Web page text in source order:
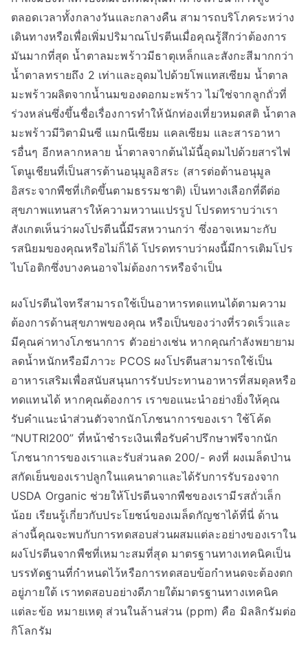
ตลอดเวลาทั้งกลางวันและกลางคืน สามารถบริโภคระหว่าง
เดินทางหรือเพื่อเพิ่มปริมาณโปรตีนเมื่อคุณรู้สึกว่าต้องการ
มันมากที่สุด น้ำตาลมะพร้าวมีธาตุเหล็กและสังกะสีมากกว่า
น้ำตาลทรายถึง 2 เท่าและอุดมไปด้วยโพแทสเซียม น้ำตาล
มะพร้าวผลิตจากน้ำนมของดอกมะพร้าว ไม่ใช่จากลูกถั่วที่
ร่วงหล่นซึ่งขึ้นชื่อเรื่องการทำให้นักท่องเที่ยวหมดสติ น้ำตาล
มะพร้าวมีวิตามินซี แมกนีเซียม แคลเซียม และสารอาหา
รอื่นๆ อีกหลากหลาย น้ำตาลจากต้นไม้นี้อุดมไปด้วยสารไฟ
โตนูเชียนที่เป็นสารต้านอนุมูลอิสระ (สารต่อต้านอนุมูล
อิสระจากพืชที่เกิดขึ้นตามธรรมชาติ) เป็นทางเลือกที่ดีต่อ
สุขภาพแทนสารให้ความหวานแปรรูป โปรดทราบว่าเรา
สังเกตเห็นว่าผงโปรตีนนี้มีรสหวานกว่า ซึ่งอาจเหมาะกับ
รสนิยมของคุณหรือไม่ก็ได้ โปรดทราบว่าผงนี้มีการเติมโปร
ไบโอติกซึ่งบางคนอาจไม่ต้องการหรือจำเป็น
ผงโปรตีนไจทรีสามารถใช้เป็นอาหารทดแทนได้ตามความ
ต้องการด้านสุขภาพของคุณ หรือเป็นของว่างที่รวดเร็วและ
มีคุณค่าทางโภชนาการ ตัวอย่างเช่น หากคุณกำลังพยายาม
ลดน้ำหนักหรือมีภาวะ PCOS ผงโปรตีนสามารถใช้เป็น
อาหารเสริมเพื่อสนับสนุนการรับประทานอาหารที่สมดุลหรือ
ทดแทนได้ หากคุณต้องการ เราขอแนะนำอย่างยิ่งให้คุณ
รับคำแนะนำส่วนตัวจากนักโภชนาการของเรา ใช้โค้ด
“NUTRI200” ที่หน้าชำระเงินเพื่อรับคำปรึกษาฟรีจากนัก
โภชนาการของเราและรับส่วนลด 200/- คงที่ ผงเมล็ดป่าน
สกัดเย็นของเราปลูกในแคนาดาและได้รับการรับรองจาก
USDA Organic ช่วยให้โปรตีนจากพืชของเรามีรสถั่วเล็ก
น้อย เรียนรู้เกี่ยวกับประโยชน์ของเมล็ดกัญชาได้ที่นี่ ด้าน
ล่างนี้คุณจะพบกับการทดสอบส่วนผสมแต่ละอย่างของเราใน
ผงโปรตีนจากพืชที่เหมาะสมที่สุด มาตรฐานทางเทคนิคเป็น
บรรทัดฐานที่กำหนดไว้หรือการทดสอบข้อกำหนดจะต้องตก
อยู่ภายใต้ เราทดสอบอย่างดีภายใต้มาตรฐานทางเทคนิค
แต่ละข้อ หมายเหตุ ส่วนในล้านส่วน (ppm) คือ มิลลิกรัมต่อ
กิโลกรัม